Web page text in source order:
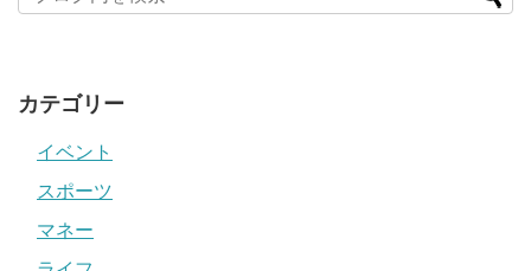
カテゴリー
イベント
スポーツ
マネー